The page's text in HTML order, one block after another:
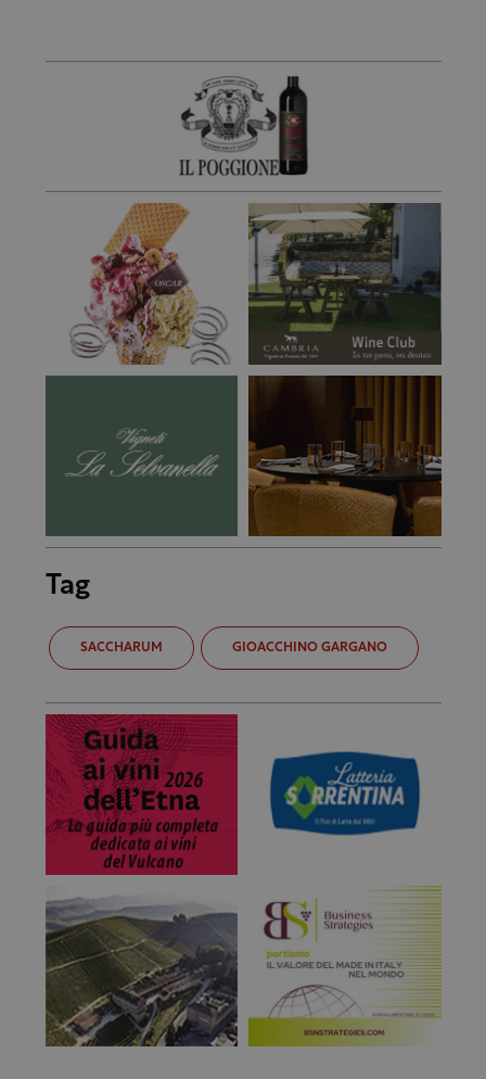
Tag
SACCHARUM GIOACCHINO GARGANO